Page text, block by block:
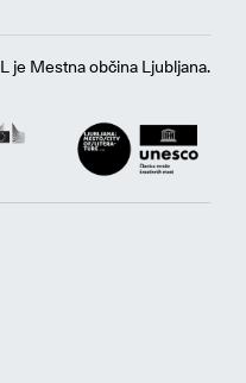
je Mestna občina Ljubljana.